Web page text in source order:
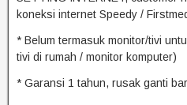
koneksi internet Speedy /
* Belum termasuk monitor/tivi
tivi di rumah / monitor komputer)
* Garansi 1 tahun, rusak ganti